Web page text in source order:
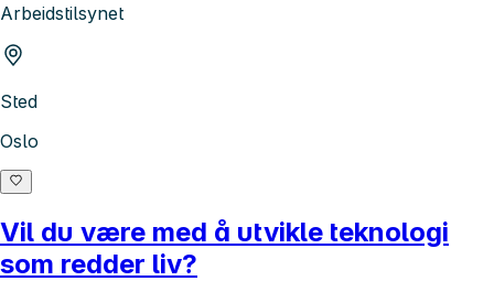
Arbeidstilsynet
Sted
Oslo
Vil du være med å utvikle teknologi
som redder liv?